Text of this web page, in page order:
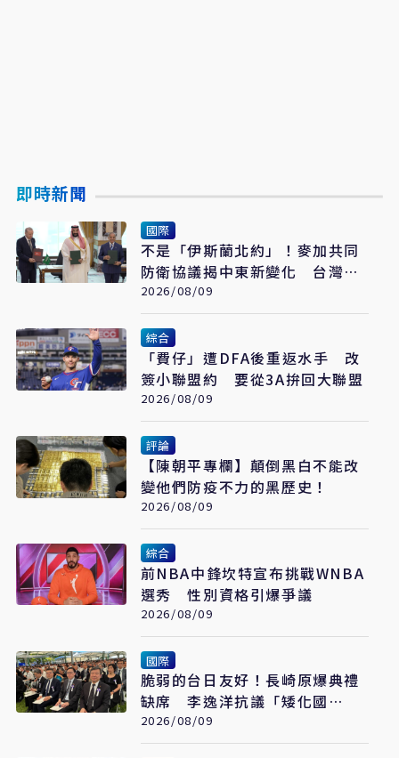
即時新聞
國際
不是「伊斯蘭北約」！麥加共同
防衛協議揭中東新變化 台灣該
看懂「多層次安全」
2026/08/09
綜合
「費仔」遭DFA後重返水手 改
簽小聯盟約 要從3A拚回大聯盟
2026/08/09
評論
【陳朝平專欄】顛倒黑白不能改
變他們防疫不力的黑歷史！
2026/08/09
綜合
前NBA中鋒坎特宣布挑戰WNBA
選秀 性別資格引爆爭議
2026/08/09
國際
脆弱的台日友好！長崎原爆典禮
缺席 李逸洋抗議「矮化國
格」：日媒揭長崎特殊安排
2026/08/09